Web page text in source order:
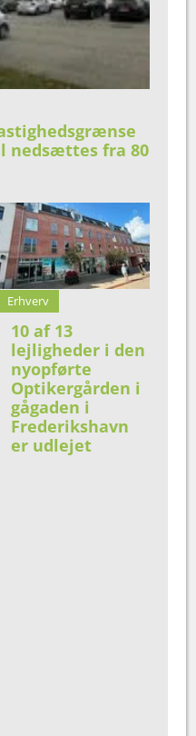
nedsættes fra 80
Erhverv
10 af 13
lejligheder i den
nyopførte
Optikergården i
gågaden i
Frederikshavn
er udlejet